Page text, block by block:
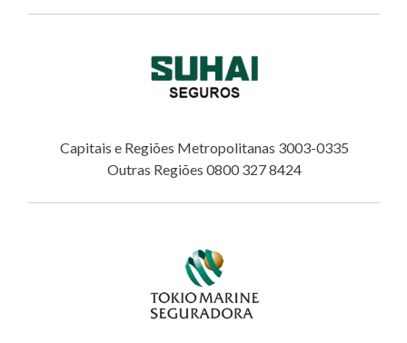
Capitais e Regiões Metropolitanas 3003-0335
Outras Regiões 0800 327 8424